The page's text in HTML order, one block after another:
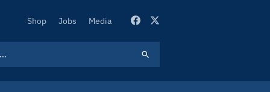
Secondary
Shop Jobs Media